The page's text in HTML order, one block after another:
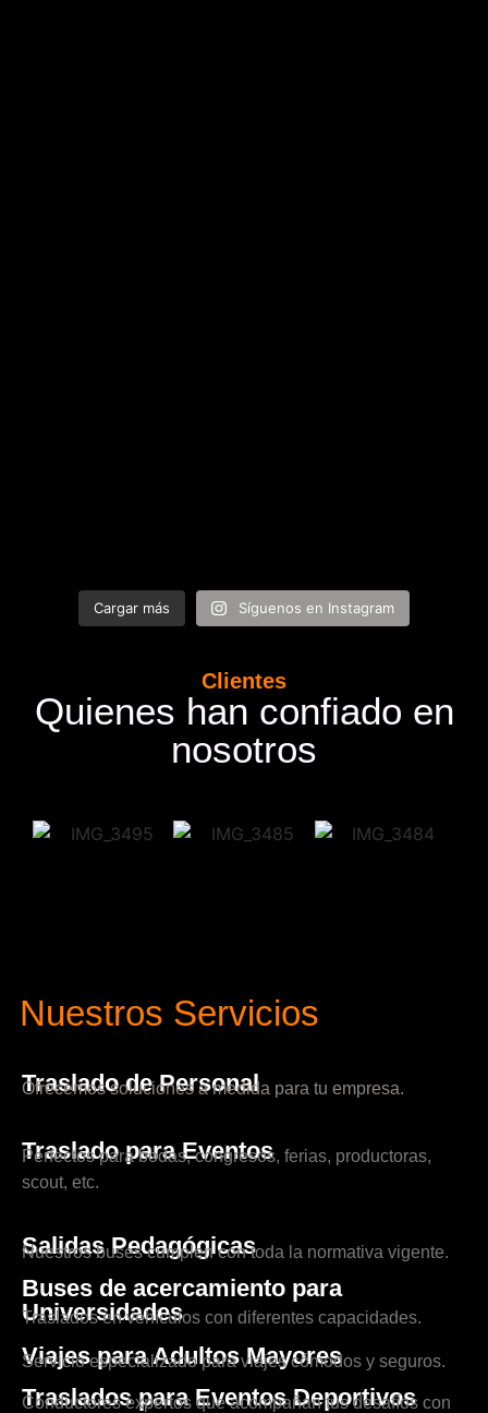
Cargar más Síguenos en Instagram
Clientes
Quienes han confiado en
nosotros
Nuestros Servicios
Traslado de Personal
Ofrecemos soluciones a medida para tu empresa.
Traslado para Eventos
Perfectos para bodas, congresos, ferias, productoras,
scout, etc.
Salidas Pedagógicas
Nuestros buses cumplen con toda la normativa vigente.
Buses de acercamiento para
Universidades
Traslados en vehículos con diferentes capacidades.
Viajes para Adultos Mayores
Servicio especializado para viajes cómodos y seguros.
Traslados para Eventos Deportivos
Conductores expertos que acompañan tus desafíos con